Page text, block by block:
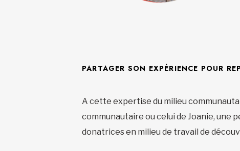
PARTAGER SON EXPÉRIENCE POUR
A cette expertise du milieu
communautaire ou celui de Joanie, une
donatrices en milieu de travail de